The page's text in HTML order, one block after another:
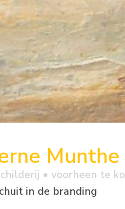
Munthe
• voorheen te
in de branding